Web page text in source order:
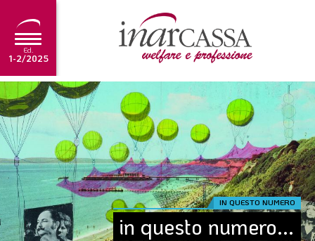
Ed.
1-2/2025
NEWS
EDITORIALE
TUTORIAL
SCADENZARIO
ARCHIVIO
IN QUESTO NUMERO
in questo numero...